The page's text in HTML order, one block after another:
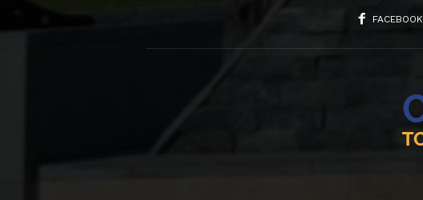
FACEBOOK